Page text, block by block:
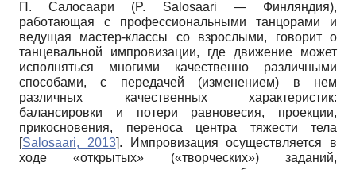
П. Салосаари (P. Salosaari — Финляндия),
работающая с профессиональными танцорами и
ведущая мастер-классы со взрослыми, говорит о
танцевальной импровизации, где движение может
исполняться многими качественно различными
способами, с передачей (изменением) в нем
различных качественных характеристик:
балансировки и потери равновесия, проекции,
прикосновения, переноса центра тяжести тела
[Salosaari, 2013]. Импровизация осуществляется в
ходе «открытых» («творческих») заданий,